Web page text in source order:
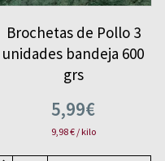
Brochetas de Pollo 3
unidades bandeja 600
grs
5,99€
9,98 € / kilo